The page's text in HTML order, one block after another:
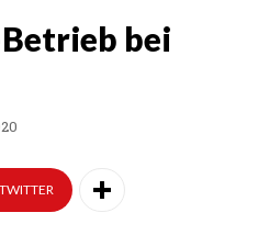
bei
TWITTER